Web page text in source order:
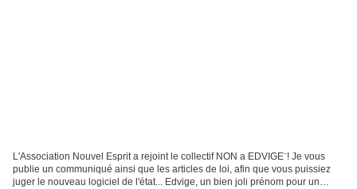
L'Association Nouvel Esprit a rejoint le collectif NON a EDVIGE¨! Je vous
publie un communiqué ainsi que les articles de loi, afin que vous puissiez
juger le nouveau logiciel de l'état... Edvige, un bien joli prénom pour un